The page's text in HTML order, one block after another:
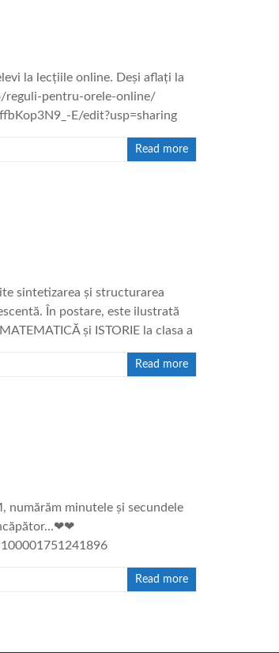
la lecțiile online. Deși aflați la
reguli-pentru-orele-online/
E/edit?usp=sharing
Read more
sintetizarea și structurarea
În postare, este ilustrată
și ISTORIE la clasa a
Read more
numărăm minutele și secundele
Read more